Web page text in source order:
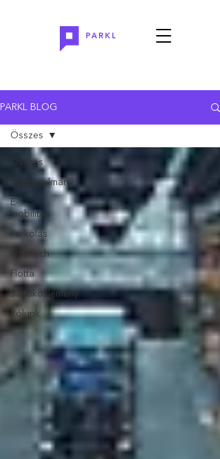
PARKL BLOG
Összes
Esettanulmány
E-
mobilitás
Parkolás
Proptech
Flotta
Sajtóközlemény
Rólunk
Összes